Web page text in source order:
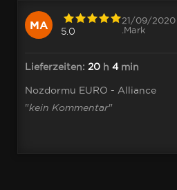
MA 5.0
21/09/2020
.Mark
Lieferzeiten: 20 h 4min
Nozdormu EURO - Alliance
"kein Kommentar"